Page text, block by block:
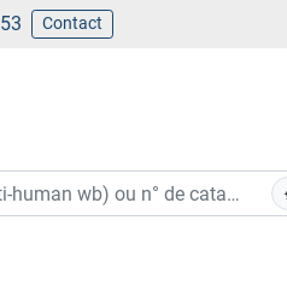
Contact